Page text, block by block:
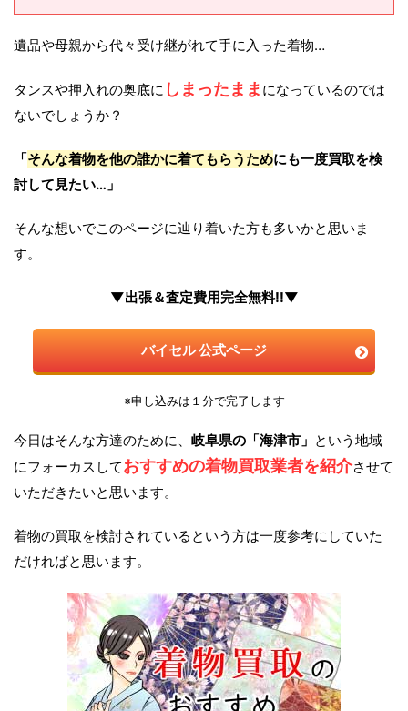
遺品や母親から代々受け継がれて手に入った着物…
タンスや押入れの奥底に しまったまま になっているのでは
ないでしょうか？
「そんな着物を他の誰かに着てもらうためにも一度買取を検
討して見たい…」
そんな想いでこのページに辿り着いた方も多いかと思いま
す。
▼出張＆査定費用完全無料!!▼
バイセル 公式ページ
※申し込みは１分で完了します
今日はそんな方達のために、 岐阜県の「海津市」 という地域
にフォーカスしておすすめの着物買取業者を紹介させて
いただきたいと思います。
着物の買取を検討されているという方は一度参考にしていた
だければと思います。